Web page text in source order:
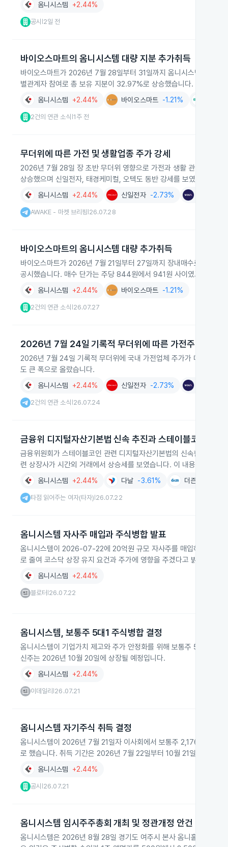
옴니시스템 +2.44%
공시 2일 전
바이오스마트의 옴니시스템 대량 지분 추가취득
바이오스마트가 2026년 7월 28일부터 31일까지 옴니시스템 주식
별관계자 참여로 총 보유 지분이 32.97%로 상승했습니다. 매수 단
옴니시스템 +2.44% 바이오스마트 -1.21%
2건의 연관 소식 1주 전
무더위에 따른 가전 및 생활업종 주가 강세
2026년 7월 28일 장 초반 무더위 영향으로 가전과 생활 관련 기업
상승했으며 신일전자, 태경케미컬, 오텍도 동반 강세를 보였습니다.
옴니시스템 +2.44% 신일전자 -2.73%
AWAKE - 마켓 브리핑 26.07.28
바이오스마트의 옴니시스템 대량 추가취득
바이오스마트가 2026년 7월 21일부터 27일까지 장내매수로 옴니
공시했습니다. 매수 단가는 주당 844원에서 941원 사이였고 취득
옴니시스템 +2.44% 바이오스마트 -1.21%
2건의 연관 소식 26.07.27
2026년 7월 24일 기록적 무더위에 따른 가전주 급등
2026년 7월 24일 기록적 무더위에 국내 가전업체 주가가 대거 상승
도 큰 폭으로 올랐습니다.
옴니시스템 +2.44% 신일전자 -2.73%
2건의 연관 소식 26.07.24
금융위 디지털자산기본법 신속 추진과 스테이블코인 관련
금융위원회가 스테이블코인 관련 디지털자산기본법의 신속한 입법
련 상장사가 시간외 거래에서 상승세를 보였습니다. 이 내용은
옴니시스템 +2.44% 다날 -3.61% 더즌
타점 읽어주는 여자(타자) 26.07.22
옴니시스템 자사주 매입과 주식병합 발표
옴니시스템이 2026-07-22에 20억원 규모 자사주를 매입하고 주식
로 줄여 코스닥 상장 유지 요건과 주가에 영향을 주겠다고 밝혔습니
옴니시스템 +2.44%
블로터 26.07.22
옴니시스템, 보통주 5대1 주식병합 결정
옴니시스템이 기업가치 제고와 주가 안정화를 위해 보통주 5주를 1
신주는 2026년 10월 20일에 상장될 예정입니다.
옴니시스템 +2.44%
이데일리 26.07.21
옴니시스템 자기주식 취득 결정
옴니시스템이 2026년 7월 21일자 이사회에서 보통주 2,176,278주
로 했습니다. 취득 기간은 2026년 7월 22일부터 10월 21일까지입니
옴니시스템 +2.44%
공시 26.07.21
옴니시스템 임시주주총회 개최 및 정관개정 안건
옴니시스템은 2026년 8월 28일 경기도 여주시 본사 옴니홀에서 임